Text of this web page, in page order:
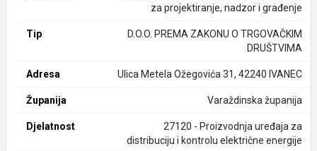
za projektiranje, nadzor i građenje
Tip
D.O.O. PREMA ZAKONU O TRGOVAČKIM
DRUŠTVIMA
Adresa Ulica Metela Ožegovića 31, 42240 IVANEC
Županija Varaždinska županija
Djelatnost
27120 - Proizvodnja uređaja za
distribuciju i kontrolu električne energije